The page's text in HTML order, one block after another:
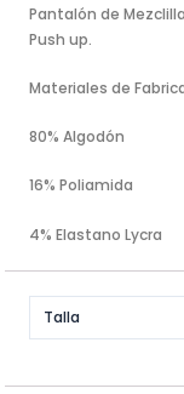
Pantalón de
Push up.
Materiales de
80% Algodón
16% Poliamida
4% Elastano Lycra
Talla